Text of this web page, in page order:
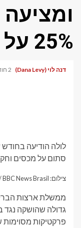
25% על ברזיל
דנה לוי (Dana Levy) 2 חודשים ago
לולה הודיעה
סתום על מכסים
צילום: Ricardo Stuckert/Disclosure / BBC News Brasil
גדולה שהושקה נגד
פרקטיקות